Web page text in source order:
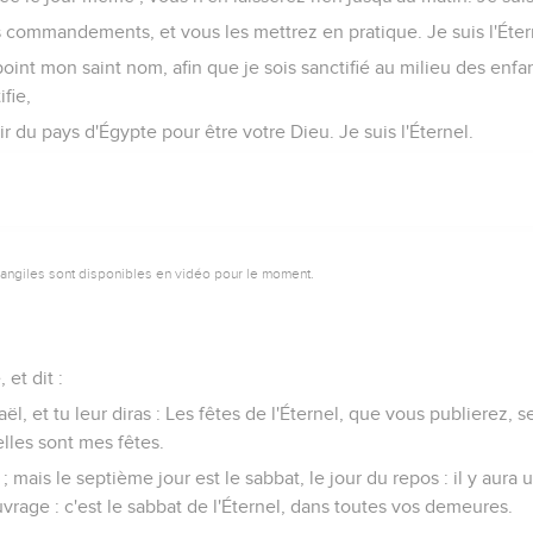
commandements, et vous les mettrez en pratique. Je suis
mon saint nom, afin que je sois sanctifié au milieu des
du pays d'Égypte pour être votre Dieu. Je suis l'Éternel.
sont disponibles en vidéo pour le moment.
et dit :
et tu leur diras : Les fêtes de l'Éternel, que vous publierez,
sont mes fêtes.
mais le septième jour est le sabbat, le jour du repos : il y aura
: c'est le sabbat de l'Éternel, dans toutes vos demeures.